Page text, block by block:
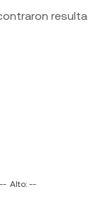
Alto: --